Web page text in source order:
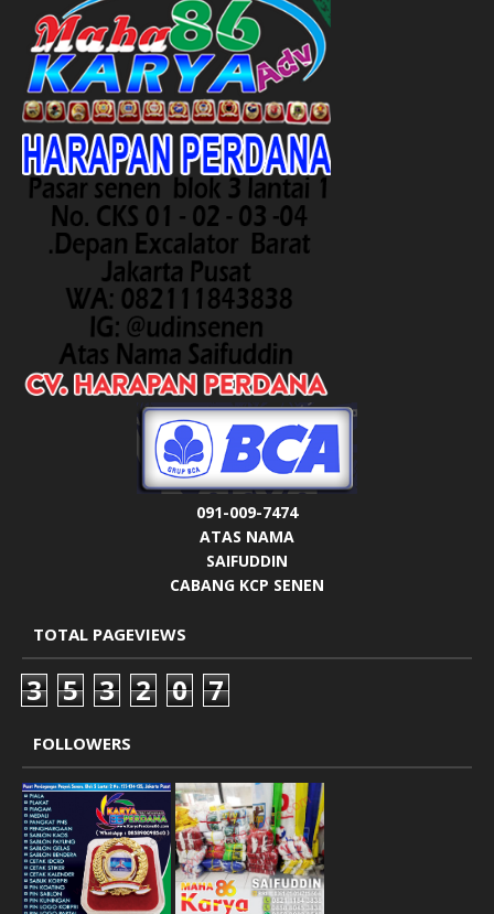
091-009-7474
ATAS NAMA
SAIFUDDIN
CABANG KCP SENEN
TOTAL PAGEVIEWS
3 5 3 2 0 7
FOLLOWERS